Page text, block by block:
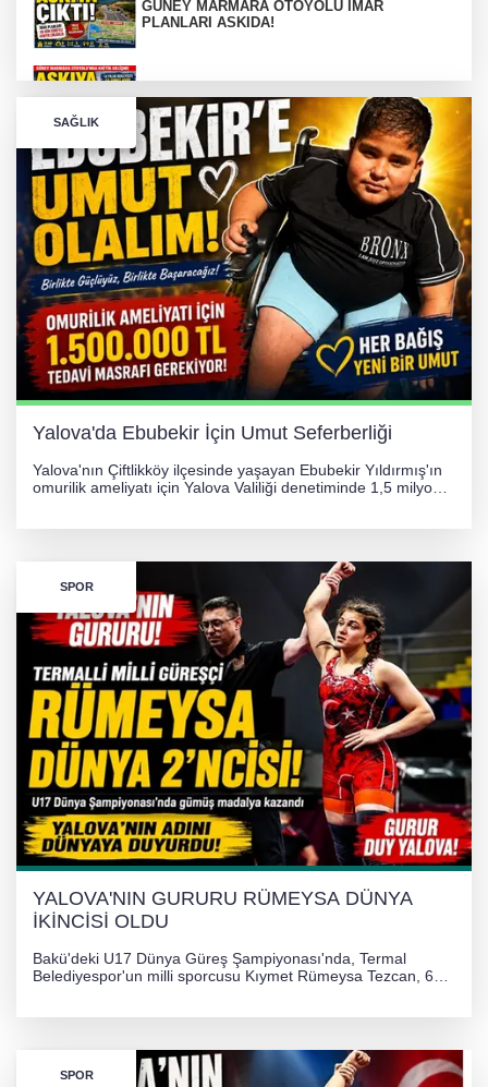
GÜNEY MARMARA OTOYOLU İMAR
PLANLARI ASKIDA!
PLANLARI ASKIDA!
256 PARÇA ESER ELE GEÇİRİLDİ
Görüntüler yapay zekamı ?
Otomobil Hurdaya Döndü
SAĞLIK
Yalova'da Ebubekir İçin Umut Seferberliği
Yalova'nın Çiftlikköy ilçesinde yaşayan Ebubekir Yıldırmış'ın
omurilik ameliyatı için Yalova Valiliği denetiminde 1,5 milyon
SPOR
YALOVA'NIN GURURU RÜMEYSA DÜNYA
İKİNCİSİ OLDU
Bakü'deki U17 Dünya Güreş Şampiyonası'nda, Termal
Belediyespor'un milli sporcusu Kıymet Rümeysa Tezcan, 69
SPOR